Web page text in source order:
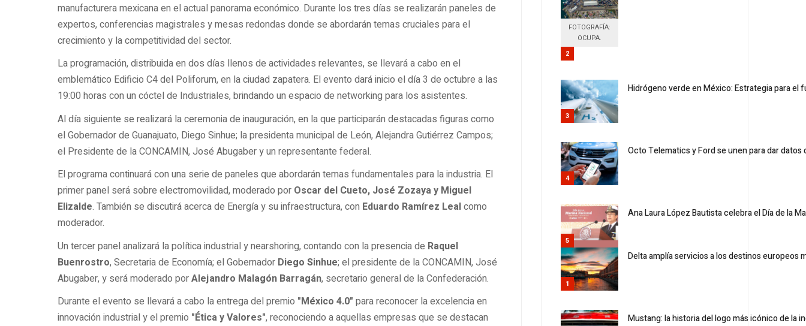
manufacturera mexicana en el actual panorama económico. Durante los tres días se realizarán paneles de
expertos, conferencias magistrales y mesas redondas donde se abordarán temas cruciales para el
crecimiento y la competitividad del sector.
La programación, distribuida en dos días llenos de actividades relevantes, se llevará a cabo en el
emblemático Edificio C4 del Poliforum, en la ciudad zapatera. El evento dará inicio el día 3 de octubre a las
19:00 horas con un cóctel de Industriales, brindando un espacio de networking para los asistentes.
Al día siguiente se realizará la ceremonia de inauguración, en la que participarán destacadas figuras como
el Gobernador de Guanajuato, Diego Sinhue; la presidenta municipal de León, Alejandra Gutiérrez Campos;
el Presidente de la CONCAMIN, José Abugaber y un representante federal.
El programa continuará con una serie de paneles que abordarán temas fundamentales para la industria. El
primer panel será sobre electromovilidad, moderado por Oscar del Cueto, José Zozaya y Miguel
Elizalde. También se discutirá acerca de Energía y su infraestructura, con Eduardo Ramírez Lealcomo
moderador.
Un tercer panel analizará la política industrial y nearshoring, contando con la presencia de Raquel
Buenrostro, Secretaria de Economía; el Gobernador Diego Sinhue; el presidente de la CONCAMIN, José
Abugaber, y será moderado porAlejandro Malagón Barragán, secretario general de la Confederación.
Durante el evento se llevará a cabo la entrega del premio "México 4.0" para reconocer la excelencia en
innovación industrial y el premio "Ética y Valores", reconociendo a aquellas empresas que se destacan
FOTOGRAFÍA:
OCUPA.
2
3
Hidrógeno verde en México: Estrategia para el
4
Octo Telematics y Ford se unen para dar
5
Ana Laura López Bautista celebra el Día de la
1
Delta amplía servicios a los destinos europeos
Mustang: la historia del logo más icónico de la